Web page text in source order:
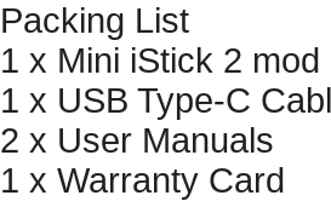
Packing List
1 x Mini iStick 2 mod
1 x USB Type-C
2 x User Manuals
1 x Warranty Card